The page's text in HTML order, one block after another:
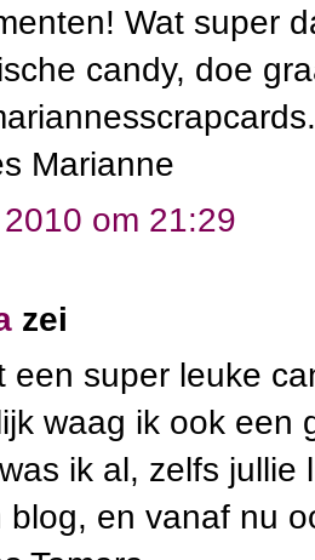
Wat super
candy, doe
Marianne
om 21:29
zei
een super leuke
waag ik ook een
ik al, zelfs
blog, en vanaf nu